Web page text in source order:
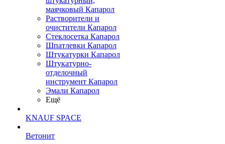
маячковый Капарол
Растворители и
очистители Капарол
Cтеклосетка Капарол
Шпатлевки Капарол
Штукатурки Капарол
Штукатурно-
отделочный
инструмент Капарол
Эмали Капарол
Ещё
KNAUF SPACE
Ветонит